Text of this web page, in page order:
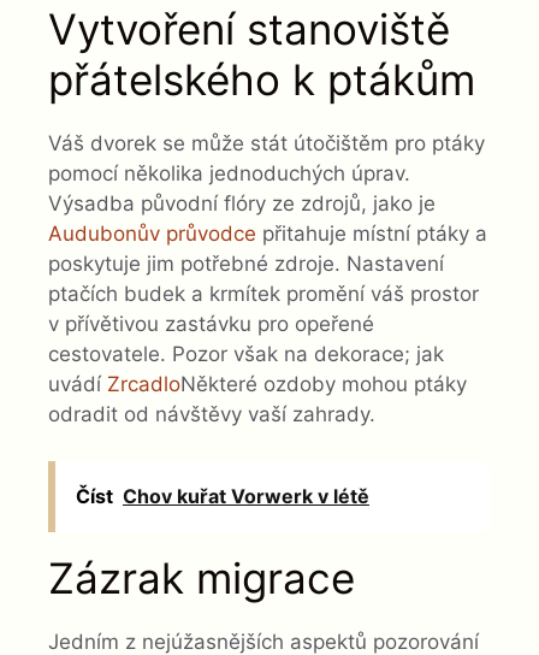
Vytvoření stanoviště
přátelského k ptákům
Váš dvorek se může stát útočištěm pro ptáky
pomocí několika jednoduchých úprav.
Výsadba původní flóry ze zdrojů, jako je
Audubonův průvodce přitahuje místní ptáky a
poskytuje jim potřebné zdroje. Nastavení
ptačích budek a krmítek promění váš prostor
v přívětivou zastávku pro opeřené
cestovatele. Pozor však na dekorace; jak
uvádí ZrcadloNěkteré ozdoby mohou ptáky
odradit od návštěvy vaší zahrady.
Číst Chov kuřat Vorwerk v létě
Zázrak migrace
Jedním z nejúžasnějších aspektů pozorování